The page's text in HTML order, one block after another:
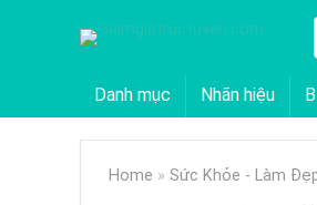
Danh mục Nhãn hiệu
Home » Sức Khỏe - Làm